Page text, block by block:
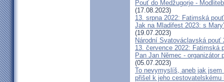
Pouť do Medžugorje -
(17.08.2023)
13. srpna 2022: Fatimská
Jak na Mladifest 2023: s
(19.07.2023)
Národní Svatováclavská pouť
13. července 2022: Fatimská
Pan Jan Němec -
(05.07.2023)
To nevymyslíš, aneb jak
přišel k jeho cestovatelskému